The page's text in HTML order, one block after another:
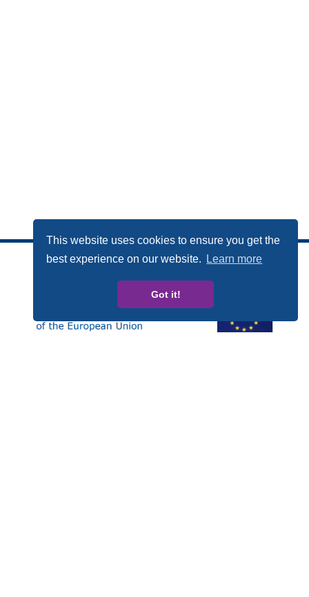
This website uses cookies to ensure you get the
best experience on our website.
Learn more
Got it!